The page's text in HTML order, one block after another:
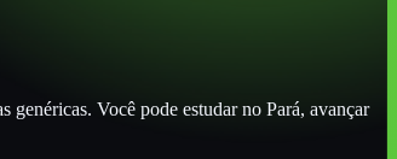
genéricas. Você pode estudarno Pará, avançar